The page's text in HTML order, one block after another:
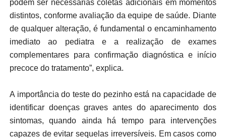
podem ser necessárias coletas adicionais em momentos
distintos, conforme avaliação da equipe de saúde. Diante
de qualquer alteração, é fundamental o encaminhamento
imediato ao pediatra e a realização de exames
complementares para confirmação diagnóstica e início
precoce do tratamento”, explica.
A importância do teste do pezinho está na capacidade de
identificar doenças graves antes do aparecimento dos
sintomas, quando ainda há tempo para intervenções
capazes de evitar sequelas irreversíveis. Em casos como